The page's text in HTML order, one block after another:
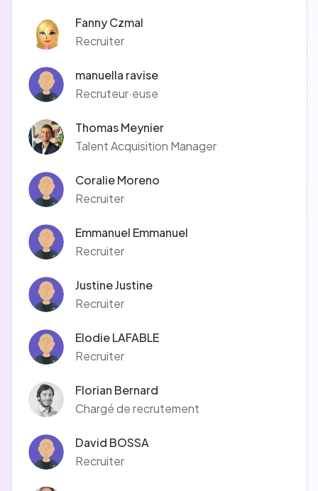
Fanny Czmal
Recruiter
manuella ravise
Recruteur·euse
Thomas Meynier
Talent Acquisition Manager
Coralie Moreno
Recruiter
Emmanuel Emmanuel
Recruiter
Justine Justine
Recruiter
Elodie LAFABLE
Recruiter
Florian Bernard
Chargé de recrutement
David BOSSA
Recruiter